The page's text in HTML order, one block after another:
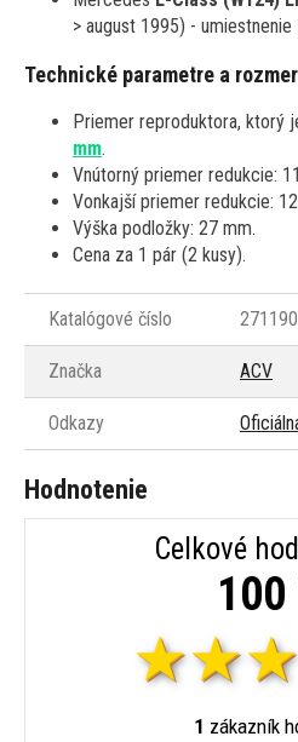
> august 1995) -
Technické parametre a
Priemer reproduktora, ktorý
mm.
Vnútorný priemer redukcie:
Vonkajší priemer redukcie:
Výška podložky: 27 mm.
Cena za 1 pár (2 kusy).
Katalógové číslo
Značka ACV
Odkazy
Hodnotenie
Celkové
100
1 zákazník